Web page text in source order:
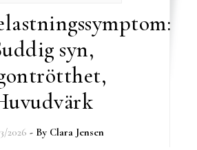
syn,
2026 - By Clara Jensen